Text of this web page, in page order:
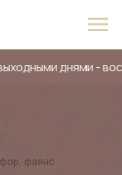
днями -
фаянс